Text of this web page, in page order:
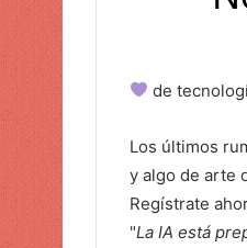
de
Los últimos
y algo de arte
Regístrate
"La IA está